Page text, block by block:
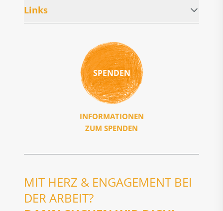
Links
SPENDEN
INFORMATIONEN
ZUM SPENDEN
MIT HERZ & ENGAGEMENT BEI
DER ARBEIT?